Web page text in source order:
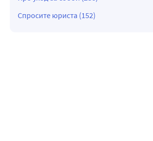
Спросите юриста (152)